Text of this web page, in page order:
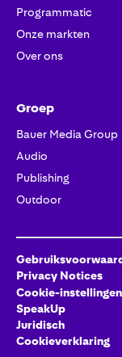
Programmatic
Onze markten
Over ons
Groep
Bauer Media Group
Audio
Publishing
Outdoor
Privacy Notices
Cookie-instellingen
SpeakUp
Juridisch
Cookieverklaring